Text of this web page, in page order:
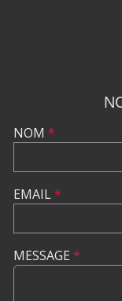
NOM *
EMAIL*
MESSAGE *